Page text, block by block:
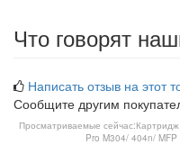
Что говорят
Написать отзыв на этот
Сообщите другим
Просматриваемые сейчас:
Pro M304/ 404n/